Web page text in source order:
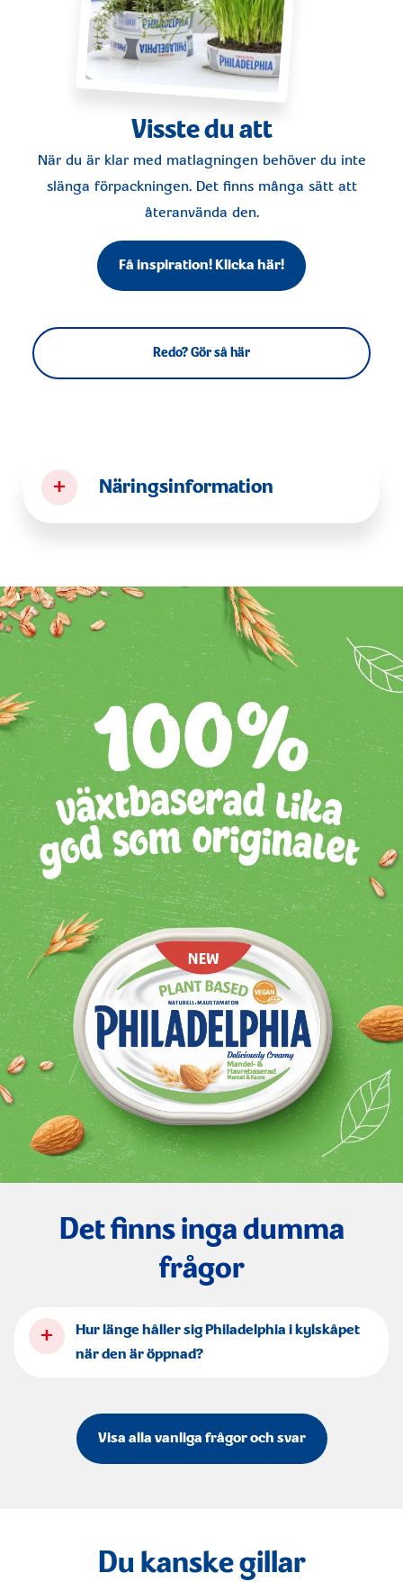
Visste du att
När du är klar med matlagningen behöver du inte
slänga förpackningen. Det finns många sätt att
återanvända den.
Få inspiration! Klicka här!
Redo? Gör så här
+ Näringsinformation
Det finns inga dumma
frågor
+
Hur länge håller sig Philadelphia i kylskåpet
när den är öppnad?
Visa alla vanliga frågor och svar
Du kanske gillar